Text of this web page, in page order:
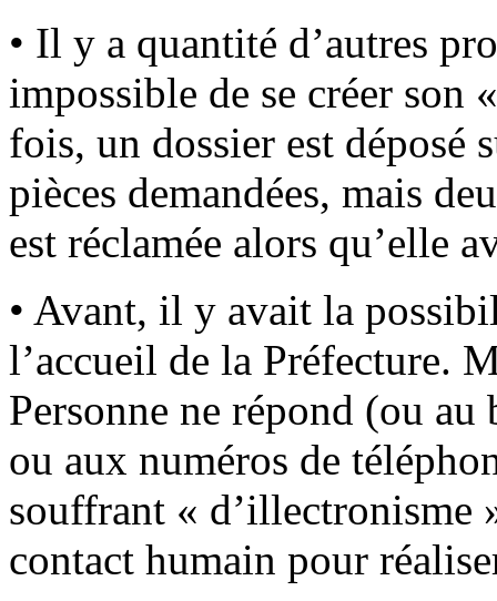
• Il y a quantité d’autres
impossible de se créer son
fois, un dossier est déposé
pièces demandées, mais
est réclamée alors qu’elle
• Avant, il y avait la
l’accueil de la Préfecture.
Personne ne répond (ou
ou aux numéros de
souffrant « d’illectronisme
contact humain pour